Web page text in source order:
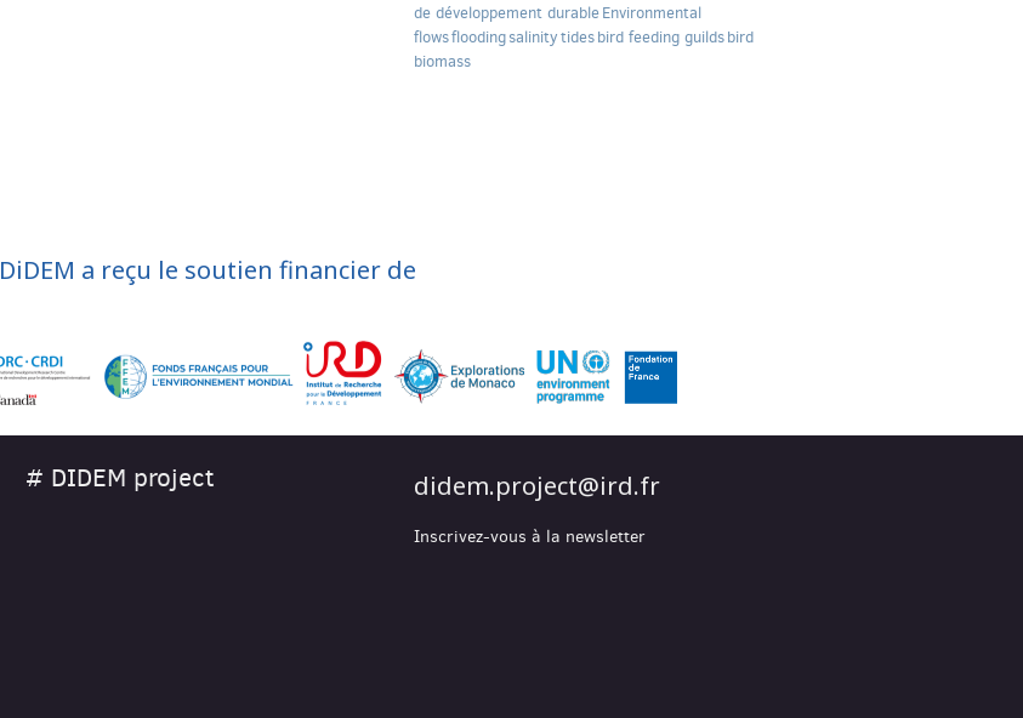
de développement durableEnvironmental
flowsfloodingsalinitytidesbird feeding guildsbird
biomass
DiDEM a reçu le soutien financier de
# DIDEM project didem.project@ird.fr
Inscrivez-vous à la newsletter